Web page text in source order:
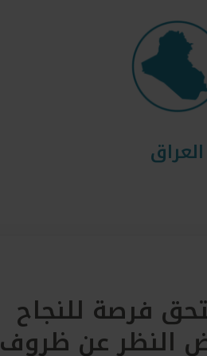
العراق
فرصة للنجاح
النظر عن ظروف